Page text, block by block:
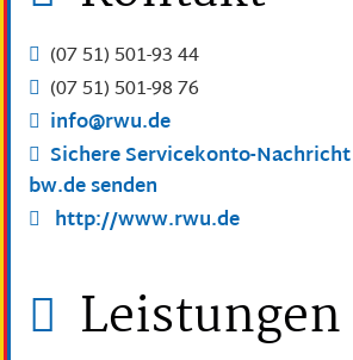
(0751) 501-9344
(0751) 501-9876
info@rwu.de
Sichere Servicekonto-
bw.de senden
http://www.rwu.de
Leistungen